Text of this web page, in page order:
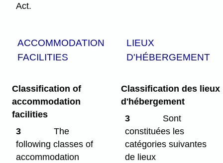
Act.
ACCOMMODATION
FACILITIES
LIEUX
D'HÉBERGEMENT
Classification of
accommodation
facilities
3
The
following classes of
accommodation
Classification des lieux
d'hébergement
3
Sont
constituées les
catégories suivantes
de lieux